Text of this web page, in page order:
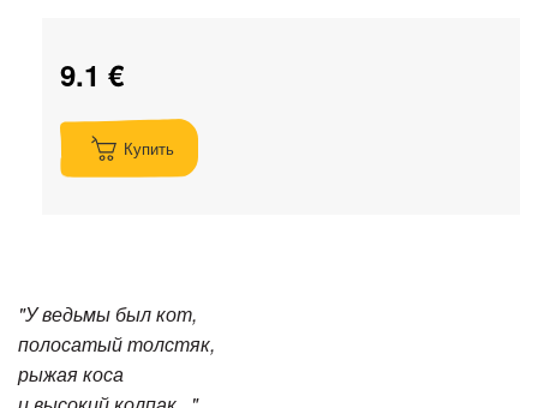
9.1 €
Купить
"У ведьмы был кот,
полосатый толстяк,
рыжая коса